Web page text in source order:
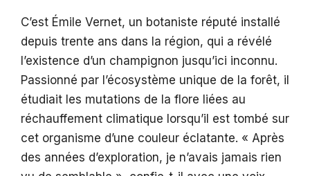
C’est Émile Vernet, un botaniste réputé installé
depuis trente ans dans la région, qui a révélé
l’existence d’un champignon jusqu’ici inconnu.
Passionné par l’écosystème unique de la forêt, il
étudiait les mutations de la flore liées au
réchauffement climatique lorsqu’il est tombé sur
cet organisme d’une couleur éclatante. « Après
des années d’exploration, je n’avais jamais rien